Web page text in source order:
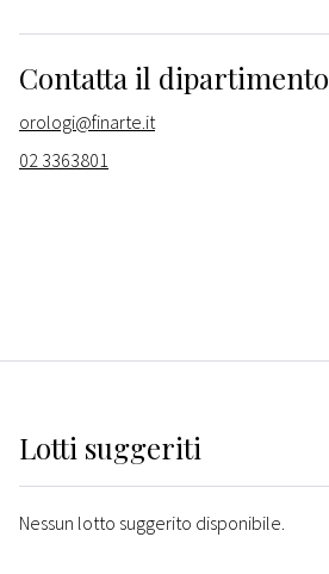
Contatta il dipartimento
orologi@finarte.it
02 3363801
Lotti suggeriti
Nessun lotto suggerito disponibile.